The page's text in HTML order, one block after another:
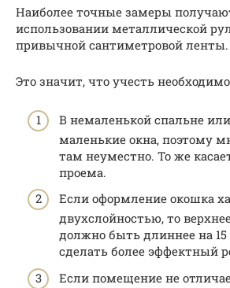
Наиболее точные замеры
использовании металлической
привычной сантиметровой ленты.
Это значит, что учесть
В немаленькой спальне
маленькие окна, поэтому
там неуместно. То же
проема.
Если оформление окошка
двухслойностью, то
должно быть длиннее на
сделать более эффектный
Если помещение не